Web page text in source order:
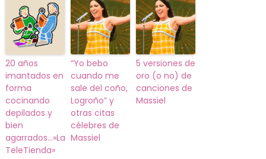
20 años
imantados en
forma
cocinando
depilados y
bien
agarrados…»La
TeleTienda»
“Yo bebo
cuando me
sale del coño,
Logroño” y
otras citas
célebres de
Massiel
5 versiones de
oro (o no) de
canciones de
Massiel